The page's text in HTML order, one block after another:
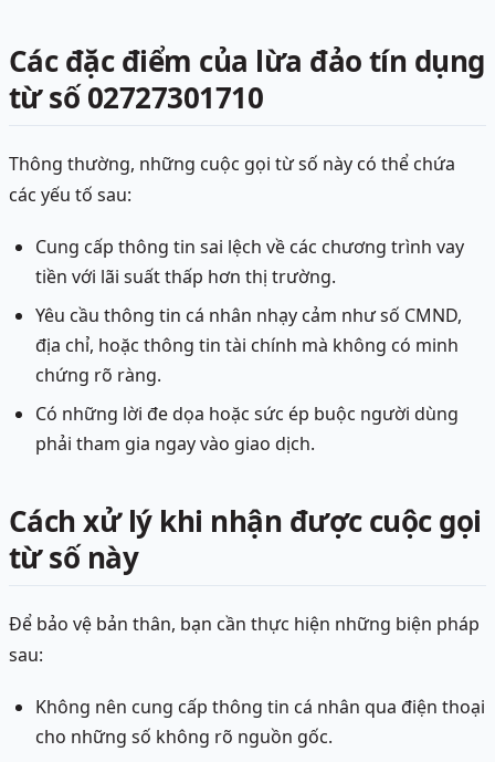
Các đặc điểm của lừa đảo tín dụng
từ số 02727301710
Thông thường, những cuộc gọi từ số này có thể chứa
các yếu tố sau:
Cung cấp thông tin sai lệch về các chương trình vay
tiền với lãi suất thấp hơn thị trường.
Yêu cầu thông tin cá nhân nhạy cảm như số CMND,
địa chỉ, hoặc thông tin tài chính mà không có minh
chứng rõ ràng.
Có những lời đe dọa hoặc sức ép buộc người dùng
phải tham gia ngay vào giao dịch.
Cách xử lý khi nhận được cuộc gọi
từ số này
Để bảo vệ bản thân, bạn cần thực hiện những biện pháp
sau:
Không nên cung cấp thông tin cá nhân qua điện thoại
cho những số không rõ nguồn gốc.